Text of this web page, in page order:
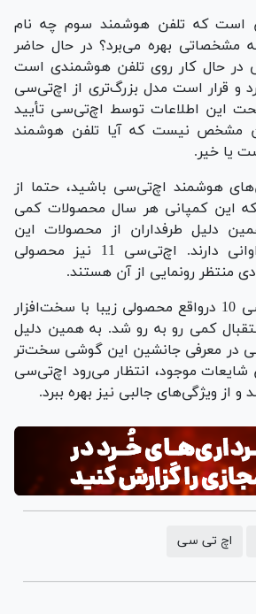
است که تلفن هوشمند سوم چه نام
مشخصاتی بهره می‌برد؟ در حال حاضر
در حال کار روی تلفن هوشمندی است
و قرار است مدل بزرگ‌تری از اچ‌تی‌سی
صحت این اطلاعات توسط اچ‌تی‌سی تأیید
مشخص نیست که آیا تلفن هوشمند
یا خیر.
هوشمند اچ‌تی‌سی باشید، حتما از
که این کمپانی هر سال محصولات کمی
دلیل طرفداران از محصولات این
کمپانی انتظارات فراوانی دارند. اچ‌تی‌‌سی 11 نیز محصولی
منتظر رونمایی از آن هستند.
تلفن هوشمند اچ‌تی‌سی 10 درواقع محصولی زیبا با سخت‌افزار
کمی رو به رو شد. به همین دلیل
در معرفی جانشین این گوشی سخت‌تر
موجود، انتظار می‌رود اچ‌تی‌سی
اچ تی سی